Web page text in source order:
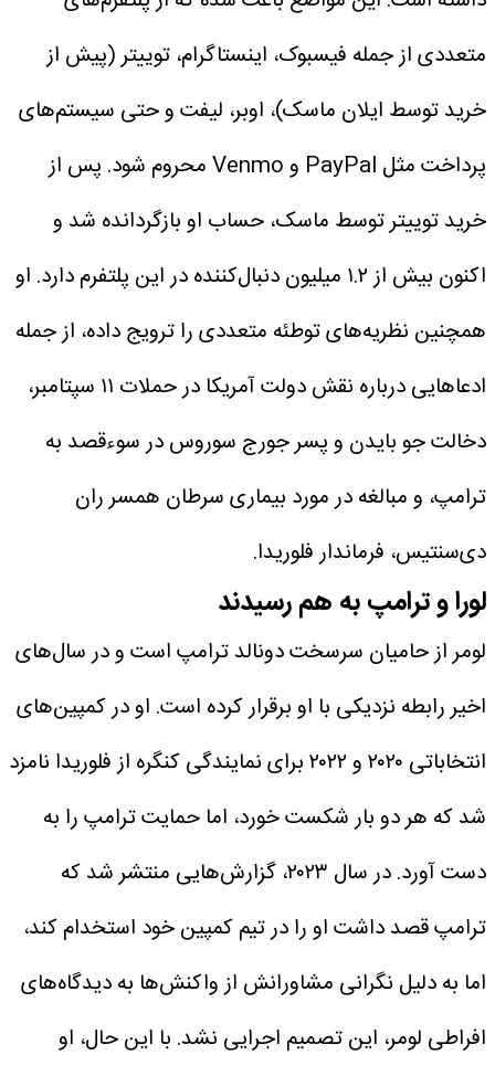
متعددی از جمله فیسبوک، اینستاگرام، توییتر (پیش از
خرید توسط ایلان ماسک)، اوبر، لیفت و حتی سیستم‌های
پرداخت مثل PayPal و Venmo محروم شود. پس از
خرید توییتر توسط ماسک، حساب او بازگردانده شد و
اکنون بیش از ۱.۲ میلیون دنبال‌کننده در این پلتفرم دارد. او
همچنین نظریه‌های توطئه متعددی را ترویج داده، از جمله
ادعاهایی درباره نقش دولت آمریکا در حملات ۱۱ سپتامبر،
دخالت جو بایدن و پسر جورج سوروس در سوءقصد به
ترامپ، و مبالغه در مورد بیماری سرطان همسر ران
دی‌سنتیس، فرماندار فلوریدا.
لورا و ترامپ به هم رسیدند
لومر از حامیان سرسخت دونالد ترامپ است و در سال‌های
اخیر رابطه نزدیکی با او برقرار کرده است. او در کمپین‌های
انتخاباتی ۲۰۲۰ و ۲۰۲۲ برای نمایندگی کنگره از فلوریدا نامزد
شد که هر دو بار شکست خورد، اما حمایت ترامپ را به
دست آورد. در سال ۲۰۲۳، گزارش‌هایی منتشر شد که
ترامپ قصد داشت او را در تیم کمپین خود استخدام کند،
اما به دلیل نگرانی مشاورانش از واکنش‌ها به دیدگاه‌های
افراطی لومر، این تصمیم اجرایی نشد. با این حال، او